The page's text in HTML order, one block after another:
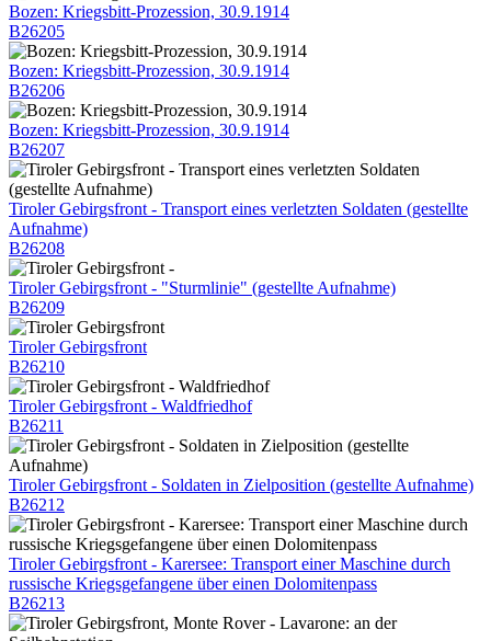
Bozen: Kriegsbitt-Prozession, 30.9.1914
B26205
Bozen: Kriegsbitt-Prozession, 30.9.1914
B26206
Bozen: Kriegsbitt-Prozession, 30.9.1914
B26207
Tiroler Gebirgsfront - Transport eines verletzten Soldaten (gestellte
Aufnahme)
B26208
Tiroler Gebirgsfront - "Sturmlinie" (gestellte Aufnahme)
B26209
Tiroler Gebirgsfront
B26210
Tiroler Gebirgsfront - Waldfriedhof
B26211
Tiroler Gebirgsfront - Soldaten in Zielposition (gestellte Aufnahme)
B26212
Tiroler Gebirgsfront - Karersee: Transport einer Maschine durch
russische Kriegsgefangene über einen Dolomitenpass
B26213